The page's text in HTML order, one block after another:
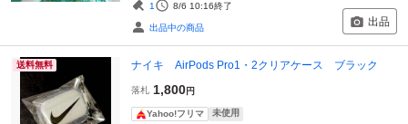
1 8/6 10:16終了
出品中の商品 出品
送料無料 ナイキ AirPods Pro1・2クリアケース ブラック
落札 1,800円
Yahoo!フリマ 未使用